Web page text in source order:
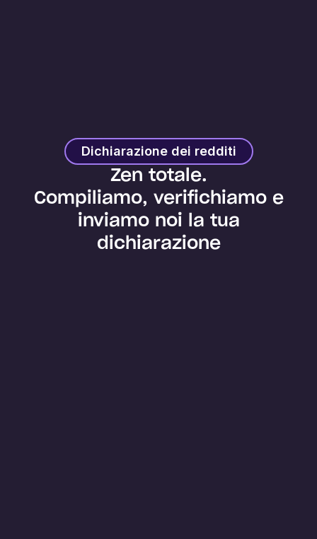
Dichiarazione dei redditi
Zen totale.
Compiliamo, verifichiamo e
inviamo noi la tua
dichiarazione